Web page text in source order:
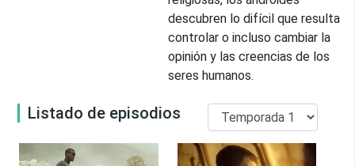
descubren lo difícil que resulta
controlar o incluso cambiar la
opinión y las creencias de los
seres humanos.
Listado de episodios